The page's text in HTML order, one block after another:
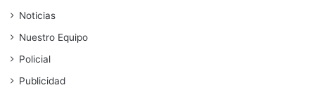
Noticias
Nuestro Equipo
Policial
Publicidad